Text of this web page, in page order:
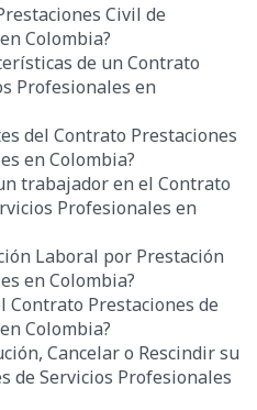
Civil de
Colombia?
de un Contrato
Profesionales en
del Contrato Prestaciones
en Colombia?
trabajador en el Contrato
Profesionales en
Laboral por Prestación
en Colombia?
Contrato Prestaciones de
Colombia?
Cancelar o Rescindir su
de Servicios Profesionales